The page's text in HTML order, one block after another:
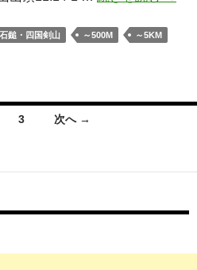
山」
石鎚・四国剣山 ～500M
～5KM
3 次へ →